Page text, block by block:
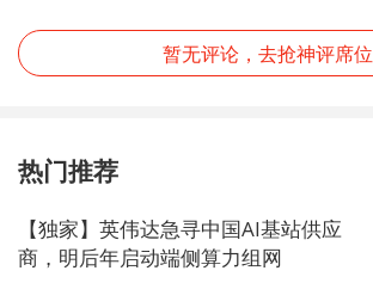
暂无评论，去抢神评席位
热门推荐
【独家】英伟达急寻中国AI基站供应
商，明后年启动端侧算力组网